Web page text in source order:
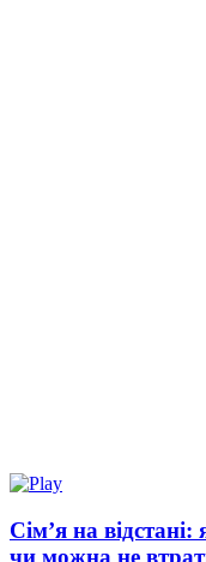
Сім’я на
чи можна не